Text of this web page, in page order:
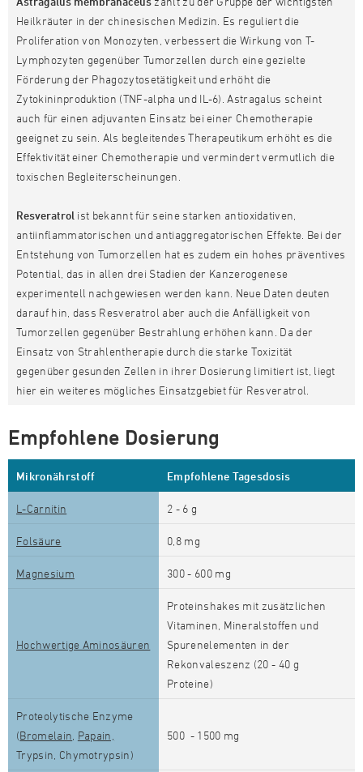
Heilkräuter in der chinesischen Medizin. Es reguliert die
Proliferation von Monozyten, verbessert die Wirkung von T-
Lymphozyten gegenüber Tumorzellen durch eine gezielte
Förderung der Phagozytosetätigkeit und erhöht die
Zytokininproduktion (TNF-alpha und IL-6). Astragalus scheint
auch für einen adjuvanten Einsatz bei einer Chemotherapie
geeignet zu sein. Als begleitendes Therapeutikum erhöht es die
Effektivität einer Chemotherapie und vermindert vermutlich die
toxischen Begleiterscheinungen.
Resveratrol ist bekannt für seine starken antioxidativen,
antiinflammatorischen und antiaggregatorischen Effekte. Bei der
Entstehung von Tumorzellen hat es zudem ein hohes präventives
Potential, das in allen drei Stadien der Kanzerogenese
experimentell nachgewiesen werden kann. Neue Daten deuten
darauf hin, dass Resveratrol aber auch die Anfälligkeit von
Tumorzellen gegenüber Bestrahlung erhöhen kann. Da der
Einsatz von Strahlentherapie durch die starke Toxizität
gegenüber gesunden Zellen in ihrer Dosierung limitiert ist, liegt
hier ein weiteres mögliches Einsatzgebiet für Resveratrol.
Empfohlene Dosierung
Mikronährstoff Empfohlene Tagesdosis
L-Carnitin 2 - 6 g
Folsäure 0,8 mg
Magnesium 300 - 600 mg
Hochwertige Aminosäuren
Proteinshakes mit zusätzlichen
Vitaminen, Mineralstoffen und
Spurenelementen in der
Rekonvaleszenz (20 - 40 g
Proteine)
Proteolytische Enzyme
(Bromelain Papain,
Trypsin, Chymotrypsin)
500 - 1500 mg